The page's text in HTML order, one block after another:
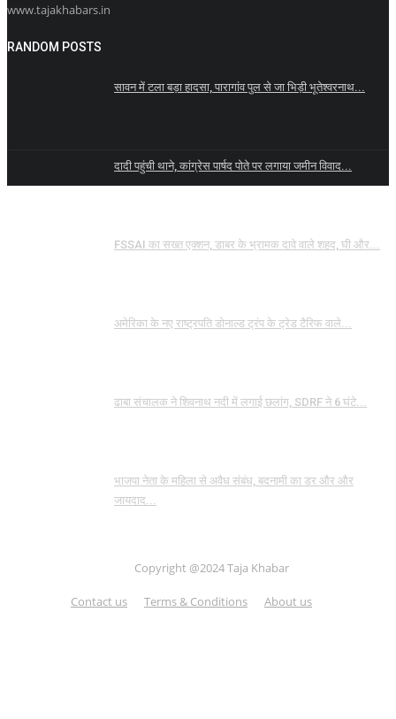
www.tajakhabars.in
RANDOM POSTS
सावन में टला बड़ा हादसा, पारागांव पुल से जा भिड़ी भूतेश्वरनाथ...
दादी पहुंची थाने, कांग्रेस पार्षद पोते पर लगाया जमीन विवाद...
FSSAI का सख्त एक्शन, डाबर के भ्रामक दावे वाले शहद, घी और...
अमेरिका के नए राष्ट्रपति डोनाल्ड ट्रंप के ट्रेड टैरिफ वाले...
ढाबा संचालक ने शिवनाथ नदी में लगाई छलांग, SDRF ने 6 घंटे...
भाजपा नेता के महिला से अवैध संबंध, बदनामी का डर और और
जायदाद...
Copyright @2024 Taja Khabar
Contact us Terms & Conditions About us